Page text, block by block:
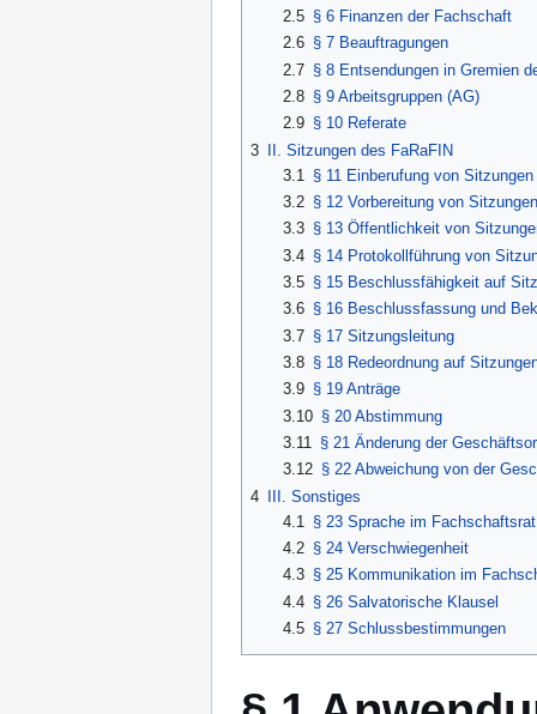
2.5 § 6 Finanzen der Fachschaft
2.6 § 7 Beauftragungen
2.7 § 8 Entsendungen in Gremien
2.8 § 9 Arbeitsgruppen (AG)
2.9 § 10 Referate
3 II. Sitzungen des FaRaFIN
3.1
§ 11 Einberufung von Sitzungen
3.2 § 12 Vorbereitung von Sitzungen
3.3 § 13 Öffentlichkeit von
3.4 § 14 Protokollführung von
3.5 § 15 Beschlussfähigkeit auf
3.6 § 16 Beschlussfassung und
3.7 § 17 Sitzungsleitung
3.8 § 18 Redeordnung auf
3.9 § 19 Anträge
3.10 § 20 Abstimmung
3.11 § 21 Änderung der
3.12 § 22 Abweichung von der
4 III. Sonstiges
4.1
§ 23 Sprache im Fachschaftsrat
4.2 § 24 Verschwiegenheit
4.3 § 25 Kommunikation im
4.4 § 26 Salvatorische Klausel
4.5 § 27 Schlussbestimmungen